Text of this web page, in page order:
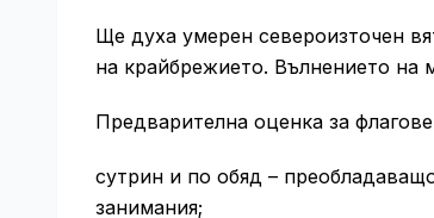
Ще духа умерен североизточен
на крайбрежието. Вълнението на
Предварителна оценка за
сутрин и по обяд –
занимания;